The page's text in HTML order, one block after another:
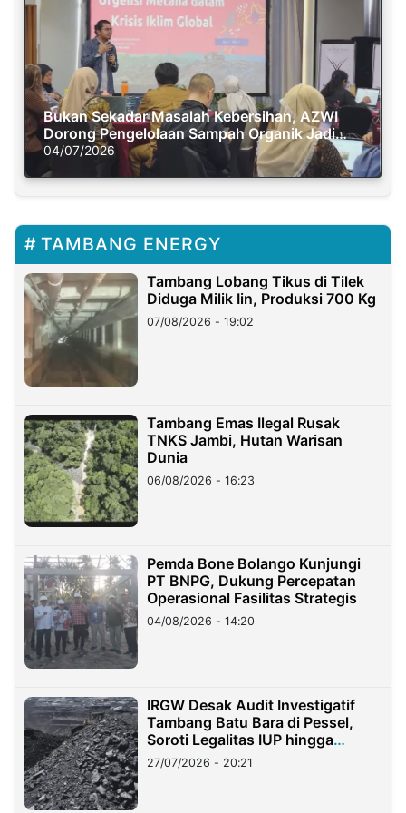
Bukan Sekadar Masalah Kebersihan, AZWI
Dorong Pengelolaan Sampah Organik Jadi
Solusi Krisis Iklim
04/07/2026
TAMBANG ENERGY
Tambang Lobang Tikus di Tilek
Diduga Milik Iin, Produksi 700 Kg
07/08/2026 - 19:02
Tambang Emas Ilegal Rusak
TNKS Jambi, Hutan Warisan
Dunia
06/08/2026 - 16:23
Pemda Bone Bolango Kunjungi
PT BNPG, Dukung Percepatan
Operasional Fasilitas Strategis
04/08/2026 - 14:20
IRGW Desak Audit Investigatif
Tambang Batu Bara di Pessel,
Soroti Legalitas IUP hingga
Stockpile
27/07/2026 - 20:21